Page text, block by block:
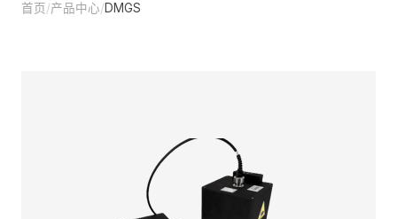
首页/产品中心/DMGS